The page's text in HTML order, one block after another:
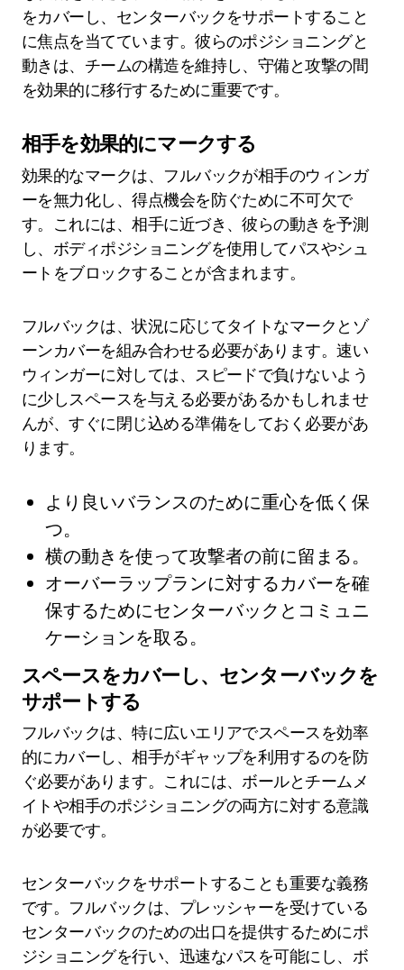
をカバーし、センターバックをサポートすること
に焦点を当てています。彼らのポジショニングと
動きは、チームの構造を維持し、守備と攻撃の間
を効果的に移行するために重要です。
相手を効果的にマークする
効果的なマークは、フルバックが相手のウィンガ
ーを無力化し、得点機会を防ぐために不可欠で
す。これには、相手に近づき、彼らの動きを予測
し、ボディポジショニングを使用してパスやシュ
ートをブロックすることが含まれます。
フルバックは、状況に応じてタイトなマークとゾ
ーンカバーを組み合わせる必要があります。速い
ウィンガーに対しては、スピードで負けないよう
に少しスペースを与える必要があるかもしれませ
んが、すぐに閉じ込める準備をしておく必要があ
ります。
より良いバランスのために重心を低く保
つ。
横の動きを使って攻撃者の前に留まる。
オーバーラップランに対するカバーを確
保するためにセンターバックとコミュニ
ケーションを取る。
スペースをカバーし、センターバックを
サポートする
フルバックは、特に広いエリアでスペースを効率
的にカバーし、相手がギャップを利用するのを防
ぐ必要があります。これには、ボールとチームメ
イトや相手のポジショニングの両方に対する意識
が必要です。
センターバックをサポートすることも重要な義務
です。フルバックは、プレッシャーを受けている
センターバックのための出口を提供するためにポ
ジショニングを行い、迅速なパスを可能にし、ボ